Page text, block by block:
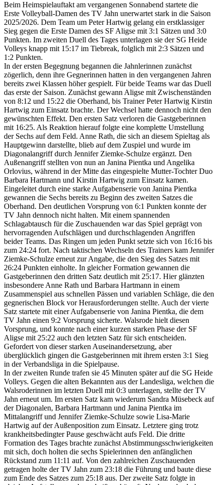
Beim Heimspielauftakt am vergangenen Sonnabend startete die
Erste Volleyball-Damen des TV Jahn unerwartet stark in die Saison
2025/2026. Dem Team um Peter Hartwig gelang ein erstklassiger
Sieg gegen die Erste Damen des SF Aligse mit 3:1 Sätzen und 3:0
Punkten. Im zweiten Duell des Tages unterlagen sie der SG Heide
Volleys knapp mit 15:17 im Tiebreak, folglich mit 2:3 Sätzen und
1:2 Punkten.
In der ersten Begegnung begannen die Jahnlerinnen zunächst
zögerlich, denn ihre Gegnerinnen hatten in den vergangenen Jahren
bereits zwei Klassen höher gespielt. Für beide Teams war das Duell
das erste der Saison. Zunächst gewann Aligse mit Zwischenständen
von 8:12 und 15:22 die Oberhand, bis Trainer Peter Hartwig Kirstin
Hartwig zum Einsatz brachte. Der Wechsel hatte dennoch nicht den
gewünschten Effekt. Den ersten Satz verloren die Gastgeberinnen
mit 16:25. Als Reaktion hierauf folgte eine komplette Umstellung
der Sechs auf dem Feld. Anne Rath, die sich an diesem Spieltag als
Hauptgewinn darstellte, blieb auf dem Zuspiel und wurde im
Diagonalangriff durch Jennifer Ziemke-Schulze ergänzt. Den
Außenangriff stellten von nun an Janina Pientka und Angelika
Orlovius, während in der Mitte das eingespielte Mutter-Tochter Duo
Barbara Hartmann und Kirstin Hartwig zum Einsatz kamen.
Eingeleitet durch eine starke Aufgabenserie von Janina Pientka
gewannen die Sechs bereits zu Beginn des zweiten Satzes die
Oberhand. Den deutlichen Vorsprung von 6:1 Punkten konnte der
TV Jahn dennoch nicht halten. Mit einem spannenden
Schlagabtausch für die Zuschauenden war das Spiel geprägt von
hervorragenden Aufschlägen und durchschlagenden Angriffen
beider Teams. Das Ringen um jeden Punkt setzte sich von 16:16 bis
zum 24:24 fort. Nach taktischen Wechseln des Trainers kam Jennifer
Ziemke-Schulze erneut zur Angabe, die den Sieg des Satzes mit
26:24 Punkten einholte. In gleicher Formation gewannen die
Gastgeberinnen den dritten Satz deutlich mit 25:17. Hier glänzten
insbesondere Anne Rath und Barbara Hartmann in einem
Zusammenspiel aus schnellen Pässen und variablen Schläge, die den
gegnerischen Block vor Herausforderungen stellte. Auch der vierte
Satz startete mit einer Aufgabenserie von Janina Pientka, die dem
TV Jahn einen 9:2 Vorsprung sicherte. Walsrode hielt diesen
Vorsprung, und konnte nach einer kurzen starken Phase der SF
Aligse mit 25:22 auch den letzten Satz für sich entscheiden.
Gefordert von dieser starken Auseinandersetzung, aber
überglücklich gingen die Gastgeberinnen mit ihrem ersten 3:1 Sieg
in der Verbandsliga in die Spielpause.
In der zweiten Runde trafen sie 45 Minuten später auf die SG Heide
Volleys. Gegen die alten Bekannten aus der Landesliga, welchen die
Walsroderinnen im letzten Duell mit 0:3 unterlagen, stellte der TV
Jahn erneut um. Im ersten Satz kam wiederum Sandra Müsebeck auf
der Diagonalen, Barbara Hartmann und Janina Pientka im
Mittalangriff und Jennifer Ziemke-Schulze sowie Lisa-Marie
Hartwig auf der Außenposition zum Einsatz. Letztere ging trotz
krankheitsbedingter Pause geschwächt aufs Feld. Die dritte
Formation des Tages brachte zunächst Abstimmungsschwierigkeiten
mit sich, doch holten die sechs Spielerinnen den anfänglichen
Rückstand zum 11:11 auf. Von den zahlreichen Zuschauenden
getragen holte der TV Jahn zum 23:18 die Führung und baute diese
zum Ende des Satzes zum 25:18 aus. Der zweite Satz folgte in